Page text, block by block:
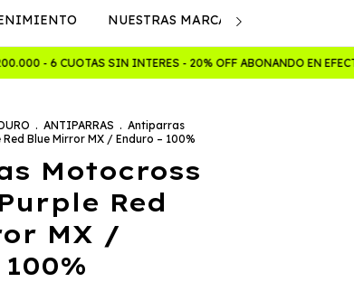
NUESTRAS MARCAS
- 6 CUOTAS SIN INTERES - 20% OFF ABONANDO EN
. ANTIPARRAS . Antiparras
Blue Mirror MX / Enduro – 100%
Motocross
Red
MX /